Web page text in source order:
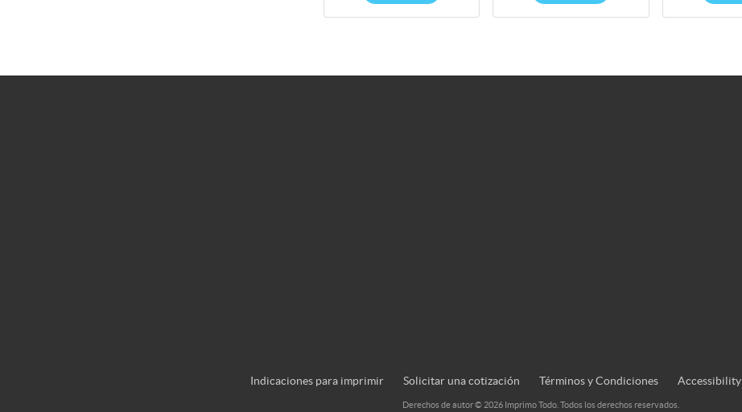
Indicaciones para imprimir
Indicaciones para imprimir Solicitar una cotización Términos y Condiciones Accessibility
Derechos de autor © 2026 Imprimo Todo. Todos los derechos reservados.